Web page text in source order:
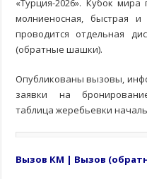
«Турция-2026». Кубок
молниеносная, быстрая и
проводится отдельная
(обратные шашки).
Опубликованы вызовы,
заявки на
таблица жеребьевки
Вызов КМ | Вызов